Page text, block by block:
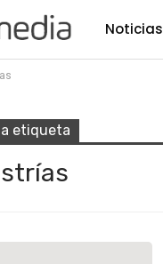
Noticias
etiqueta